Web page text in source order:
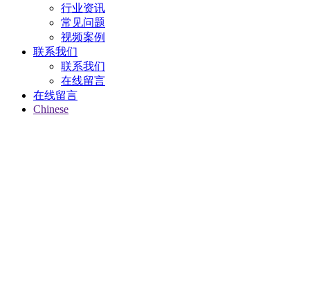
行业资讯
常见问题
视频案例
联系我们
联系我们
在线留言
在线留言
Chinese